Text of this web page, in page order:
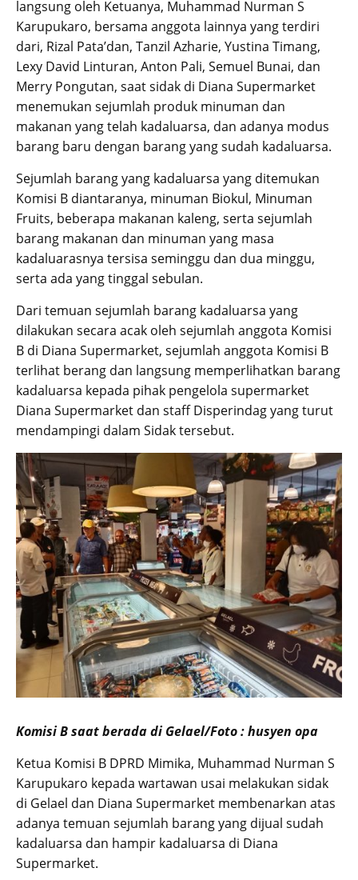
langsung oleh Ketuanya, Muhammad Nurman S
Karupukaro, bersama anggota lainnya yang terdiri
dari, Rizal Pata’dan, Tanzil Azharie, Yustina Timang,
Lexy David Linturan, Anton Pali, Semuel Bunai, dan
Merry Pongutan, saat sidak di Diana Supermarket
menemukan sejumlah produk minuman dan
makanan yang telah kadaluarsa, dan adanya modus
barang baru dengan barang yang sudah kadaluarsa.
Sejumlah barang yang kadaluarsa yang ditemukan
Komisi B diantaranya, minuman Biokul, Minuman
Fruits, beberapa makanan kaleng, serta sejumlah
barang makanan dan minuman yang masa
kadaluarasnya tersisa seminggu dan dua minggu,
serta ada yang tinggal sebulan.
Dari temuan sejumlah barang kadaluarsa yang
dilakukan secara acak oleh sejumlah anggota Komisi
B di Diana Supermarket, sejumlah anggota Komisi B
terlihat berang dan langsung memperlihatkan barang
kadaluarsa kepada pihak pengelola supermarket
Diana Supermarket dan staff Disperindag yang turut
mendampingi dalam Sidak tersebut.
Komisi B saat berada di Gelael/Foto : husyen opa
Ketua Komisi B DPRD Mimika, Muhammad Nurman S
Karupukaro kepada wartawan usai melakukan sidak
di Gelael dan Diana Supermarket membenarkan atas
adanya temuan sejumlah barang yang dijual sudah
kadaluarsa dan hampir kadaluarsa di Diana
Supermarket.